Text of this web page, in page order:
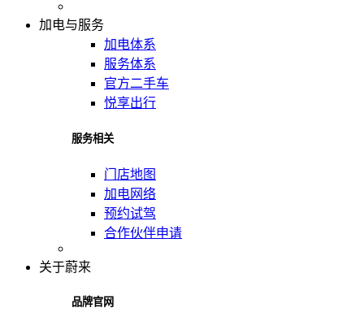
加电与服务
加电体系
服务体系
官方二手车
悦享出行
服务相关
门店地图
加电网络
预约试驾
合作伙伴申请
关于蔚来
品牌官网